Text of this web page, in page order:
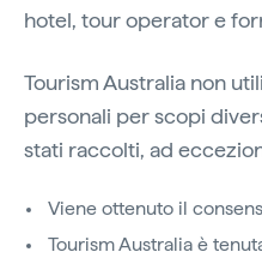
hotel, tour operator e
Tourism Australia non
personali per scopi
stati raccolti, ad
Viene ottenuto il
Tourism Australia è